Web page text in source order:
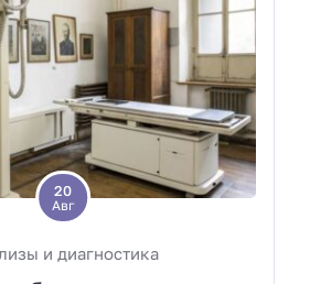
20
Авг
и диагностика